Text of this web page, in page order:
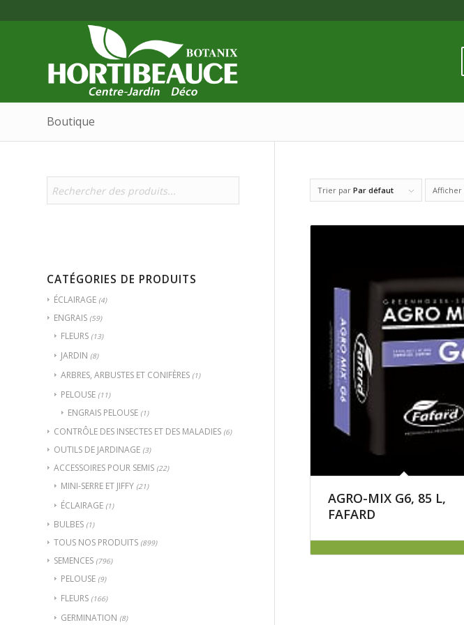
Boutique
Trier par Par défaut Afficher
AGRO-MIX G6, 85 L,
FAFARD
CATÉGORIES DE PRODUITS
ÉCLAIRAGE (4)
ENGRAIS (59)
FLEURS (13)
JARDIN (8)
ARBRES, ARBUSTES ET CONIFÈRES (1)
PELOUSE (11)
ENGRAIS PELOUSE (1)
CONTRÔLE DES INSECTES ET DES MALADIES (6)
OUTILS DE JARDINAGE (3)
ACCESSOIRES POUR SEMIS (22)
MINI-SERRE ET JIFFY (21)
ÉCLAIRAGE (1)
BULBES (1)
TOUS NOS PRODUITS (899)
SEMENCES (796)
PELOUSE (9)
FLEURS (166)
GERMINATION (8)